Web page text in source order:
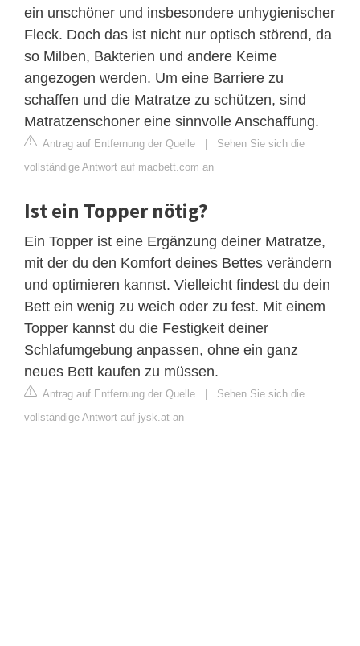
ein unschöner und insbesondere unhygienischer
Fleck. Doch das ist nicht nur optisch störend, da
so Milben, Bakterien und andere Keime
angezogen werden. Um eine Barriere zu
schaffen und die Matratze zu schützen, sind
Matratzenschoner eine sinnvolle Anschaffung.
Antrag auf Entfernung der Quelle | Sehen Sie sich die
vollständige Antwort auf macbett.com an
Ist ein Topper nötig?
Ein Topper ist eine Ergänzung deiner Matratze,
mit der du den Komfort deines Bettes verändern
und optimieren kannst. Vielleicht findest du dein
Bett ein wenig zu weich oder zu fest. Mit einem
Topper kannst du die Festigkeit deiner
Schlafumgebung anpassen, ohne ein ganz
neues Bett kaufen zu müssen.
Antrag auf Entfernung der Quelle | Sehen Sie sich die
vollständige Antwort auf jysk.at an